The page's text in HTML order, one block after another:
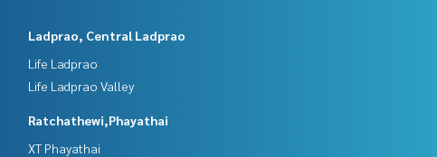
Ladprao, Central Ladprao
Life Ladprao
Life Ladprao Valley
Ratchathewi,Phayathai
XT Phayathai